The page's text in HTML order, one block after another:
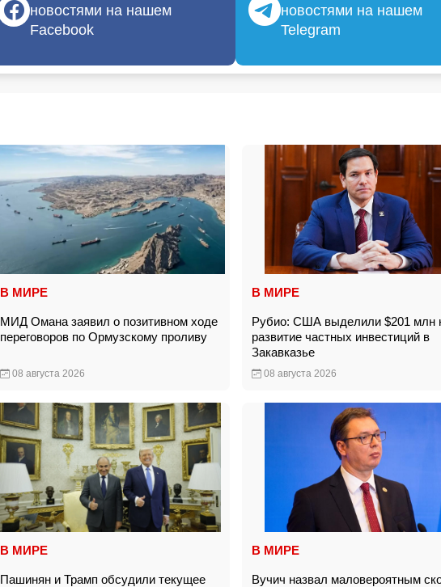
новостями на нашем
Facebook
новостями на нашем
Telegram
В МИРЕ
МИД Омана заявил о позитивном ходе
переговоров по Ормузскому проливу
08 августа 2026
В МИРЕ
Рубио: США выделили $201 млн
развитие частных инвестиций в
Закавказье
08 августа 2026
В МИРЕ
Пашинян и Трамп обсудили текущее
В МИРЕ
Вучич назвал маловероятным